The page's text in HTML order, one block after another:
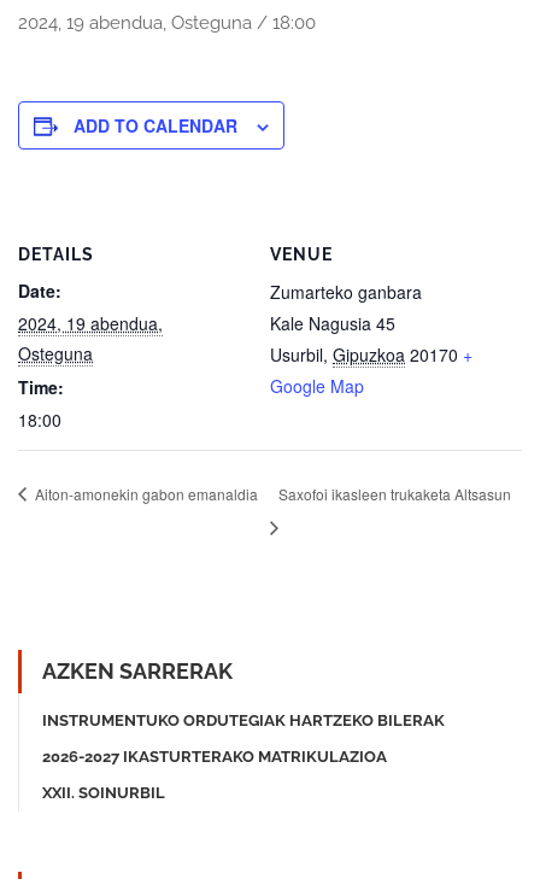
2024, 19 abendua, Osteguna / 18:00
ADD TO CALENDAR
DETAILS
Date:
2024, 19 abendua,
Osteguna
Time:
18:00
VENUE
Zumarteko ganbara
Kale Nagusia 45
Usurbil, Gipuzkoa 20170 +
Google Map
Aiton-amonekin gabon emanaldia Saxofoi ikasleen trukaketa Altsasun
AZKEN SARRERAK
INSTRUMENTUKO ORDUTEGIAK HARTZEKO BILERAK
2026-2027 IKASTURTERAKO MATRIKULAZIOA
XXII. SOINURBIL